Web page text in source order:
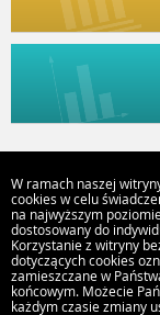
W ramach naszej
cookies w celu
na najwyższym
dostosowany do
Korzystanie z witryny
dotyczących cookies
zamieszczane w
końcowym. Możecie
każdym czasie zmiany